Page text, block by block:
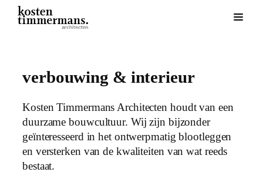
contentverbouwing & interieur
Kosten Timmermans Architecten houdt van een
duurzame bouwcultuur. Wij zijn bijzonder
geïnteresseerd in het ontwerpmatig blootleggen
en versterken van de kwaliteiten van wat reeds
bestaat.